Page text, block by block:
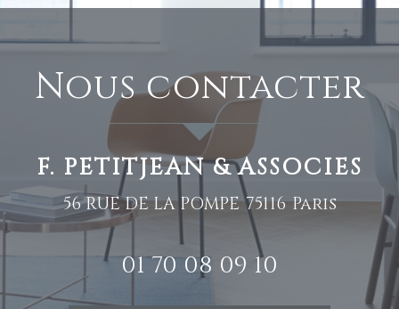
nous contacter
F. PETITJEAN & ASSOCIES
56 RUE DE LA POMPE 75116 Paris
01 70 08 09 10